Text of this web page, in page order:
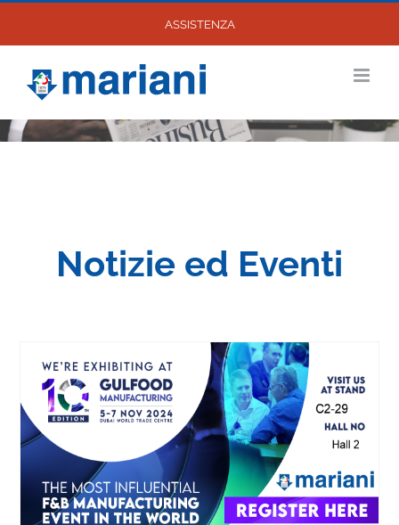
ASSISTENZA
Notizie ed Eventi